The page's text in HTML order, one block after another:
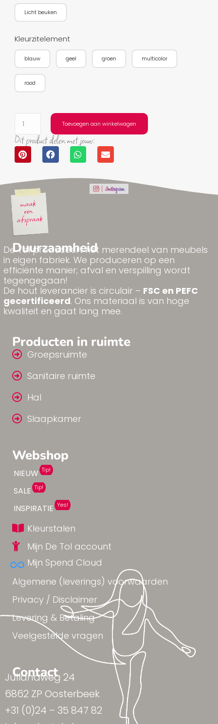
Licht beuken
Kleurzitelement
blauw geel groen multicolor
rood
Toevoegen aan winkelwagen
Dit product delen met jouw:
Contact
Julianaweg 24
6862 ZP Oosterbeek
+31 (0)24 – 35 847 82
Webshop
NIEUW Tip!
SALE Tip!
INSPIRATIE Yes!
Kleurstalen
Mijn De Tol account
Mijn Spend Cloud
Algemene (leverings) voorwaarden
Privacy / Disclaimer
Levering & Betaling
Veelgestelde vragen
Producten in ruimte
Groepsruimte
Sanitaire ruimte
Hal
Slaapkamer
Duurzaamheid
De Tol produceert het merendeel van meubels
in eigen fabriek. We produceren op een
efficiënte manier; afval en verspilling wordt
tegengegaan!
De hout leverancier is circulair – FSC en PEFC
gecertificeerd. Ons materiaal is van hoge
kwaliteit en gaat lang mee.